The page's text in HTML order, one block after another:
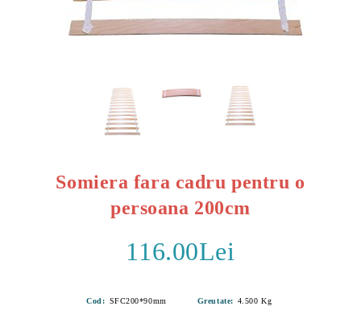
Somiera fara cadru pentru o
persoana 200cm
116.00Lei
Cod: SFC200*90mm Greutate: 4.500 Kg